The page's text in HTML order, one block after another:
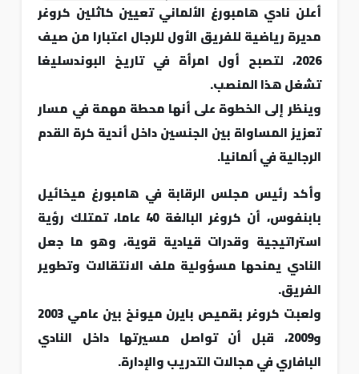
أعلن نادي هامبورغ الألماني تعيين كاثلين كروغر
مديرة رياضية للفريق الأول للرجال اعتبارا من صيف
2026، لتصبح أول امرأة في تاريخ البوندسليغا
تشغل هذا المنصب.
وينظر إلى الخطوة على أنها محطة مهمة في مسار
تعزيز المساواة بين الجنسين داخل أندية كرة القدم
الرجالية في ألمانيا.
وأكد رئيس مجلس الرقابة في هامبورغ ميخائيل
بابنفوس، أن كروغر البالغة 40 عاما، تمتلك رؤية
استراتيجية وقدرات قيادية قوية، وهو ما جعل
النادي يمنحها مسؤولية ملف الانتقالات وتطوير
الفريق.
ولعبت كروغر بقميص بايرن ميونخ بين عامي 2003
و2009، قبل أن تواصل مسيرتها داخل النادي
البافاري في مجالات التدريب والإدارة.